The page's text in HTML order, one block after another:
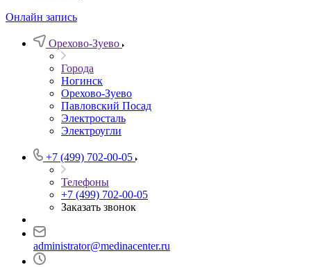
Онлайн запись
Орехово-Зуево
Города
Ногинск
Орехово-Зуево
Павловский Посад
Электросталь
Электроугли
+7 (499) 702-00-05
Телефоны
+7 (499) 702-00-05
Заказать звонок
administrator@medinacenter.ru